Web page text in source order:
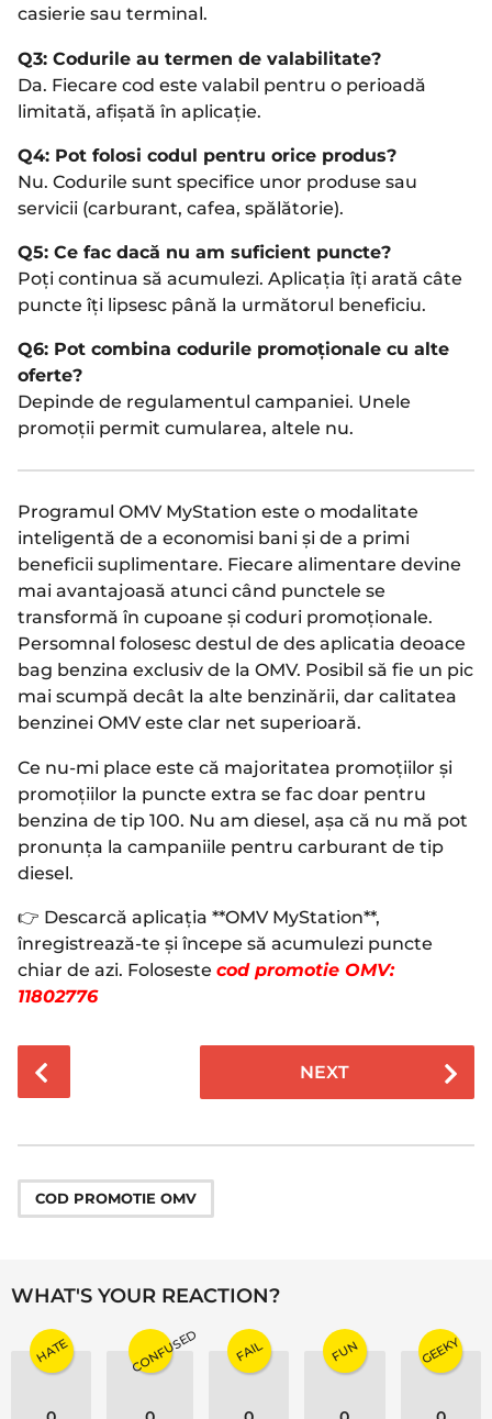
casierie sau terminal.
Q3: Codurile au termen de valabilitate?
Da. Fiecare cod este valabil pentru o perioadă
limitată, afișată în aplicație.
Q4: Pot folosi codul pentru orice produs?
Nu. Codurile sunt specifice unor produse sau
servicii (carburant, cafea, spălătorie).
Q5: Ce fac dacă nu am suficient puncte?
Poți continua să acumulezi. Aplicația îți arată câte
puncte îți lipsesc până la următorul beneficiu.
Q6: Pot combina codurile promoționale cu alte
oferte?
Depinde de regulamentul campaniei. Unele
promoții permit cumularea, altele nu.
Programul OMV MyStation este o modalitate
inteligentă de a economisi bani și de a primi
beneficii suplimentare. Fiecare alimentare devine
mai avantajoasă atunci când punctele se
transformă în cupoane și coduri promoționale.
Persomnal folosesc destul de des aplicatia deoace
bag benzina exclusiv de la OMV. Posibil să fie un pic
mai scumpă decât la alte benzinării, dar calitatea
benzinei OMV este clar net superioară.
Ce nu-mi place este că majoritatea promoțiilor și
promoțiilor la puncte extra se fac doar pentru
benzina de tip 100. Nu am diesel, așa că nu mă pot
pronunța la campaniile pentru carburant de tip
diesel.
👉 Descarcă aplicația **OMV MyStation**,
înregistrează-te și începe să acumulezi puncte
chiar de azi. Foloseste cod promotie OMV:
11802776
o
t
P
n
NEXT
COD PROMOTIE OMV
WHAT'S YOUR REACTION?
HATE CONFUSED FAIL FUN GEEKY